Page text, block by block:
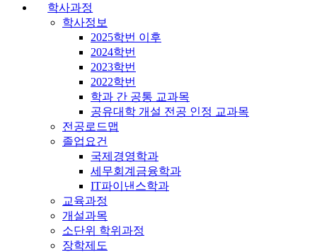
학사과정
학사정보
2025학번 이후
2024학번
2023학번
2022학번
학과 간 공통 교과목
공유대학 개설 전공 인정 교과목
전공로드맵
졸업요건
국제경영학과
세무회계금융학과
IT파이낸스학과
교육과정
개설과목
소단위 학위과정
장학제도